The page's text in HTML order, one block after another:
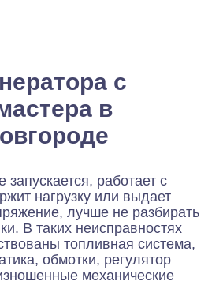
с
в
запускается, работает с
нагрузку или выдает
лучше не разбирать
В таких неисправностях
топливная система,
обмотки, регулятор
механические